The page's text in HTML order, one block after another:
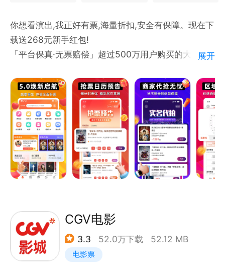
河马票务微信公众号:「河马传媒」、「河马票务」
你想看演出,我正好有票,海量折扣,安全有保障。现在下
载送268元新手红包!
「平台保真·无票赔偿」超过500万用户购买的大平
「票源丰富·灵活取票」与上百家演出主办方、票务总
代、大型票务公司合作，票源保证；全程客服贴心服
务，配送、现场取票灵活。
【关于有票】
有票(www.ypiao.com)隶属于湖北有票科技有限公
司，成立与2019年8月，是一个全新的门票交易平
的安全保障服务，让您购票无需任何担忧。
大麦、猫眼、秀动、淘票票、大麦网、票星球、摩天
轮、票牛买不到票，就来有票：大麦、猫眼、秀动、淘
展开
CGV电影
3.3 52.0万下载 52.12 MB
电影票